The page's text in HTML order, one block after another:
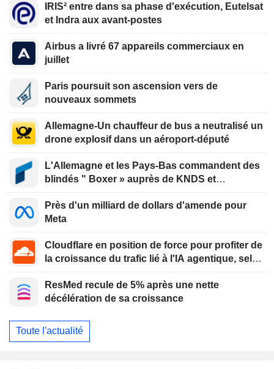
IRIS² entre dans sa phase d'exécution, Eutelsat
et Indra aux avant-postes
Airbus a livré 67 appareils commerciaux en
juillet
Paris poursuit son ascension vers de
nouveaux sommets
Allemagne-Un chauffeur de bus a neutralisé un
drone explosif dans un aéroport-député
L'Allemagne et les Pays-Bas commandent des
blindés " Boxer » auprès de KNDS et
Près d'un milliard de dollars d'amende pour
Meta
Cloudflare en position de force pour profiter de
la croissance du trafic lié à l'IA agentique, selon
ResMed recule de 5% après une nette
décélération de sa croissance
Toute l'actualité